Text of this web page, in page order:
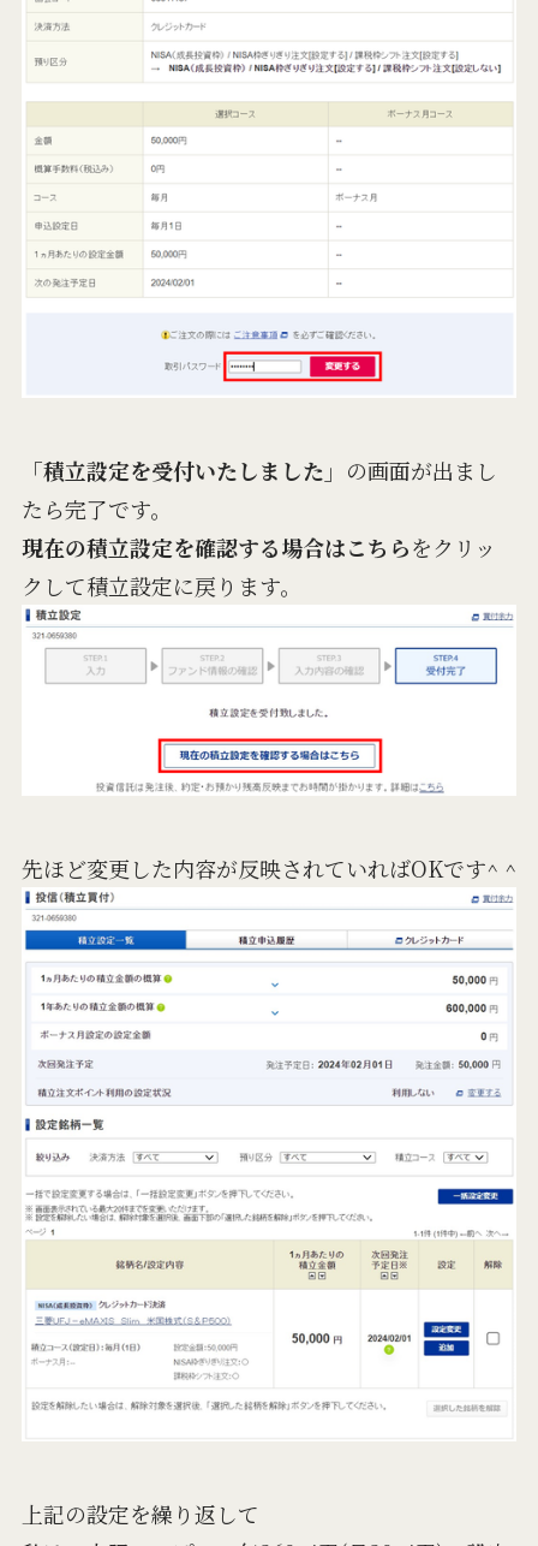
「積立設定を受付いたしました」 の画面が出まし
たら完了です。
現在の積立設定を確認する場合はこちらをクリッ
クして積立設定に戻ります。
先ほど変更した内容が反映されていればOKです^ ^
上記の設定を繰り返して